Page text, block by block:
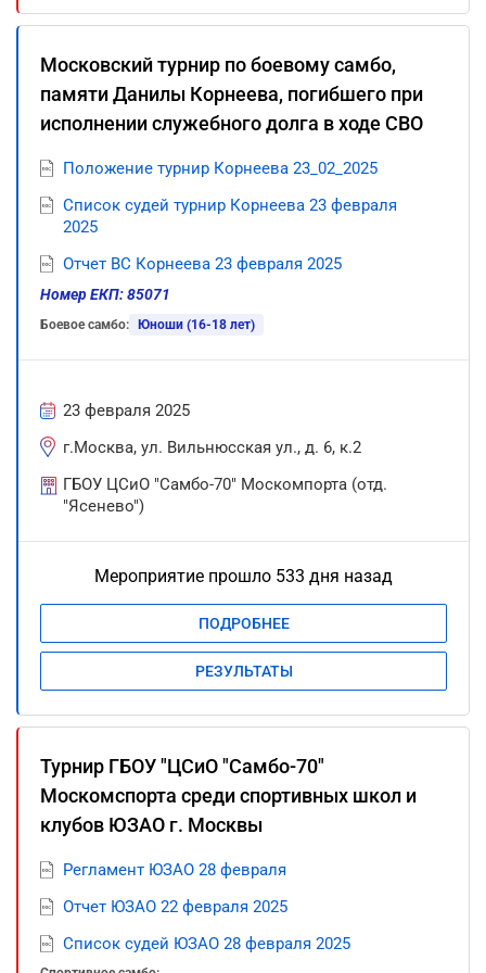
Московский турнир по боевому самбо,
памяти Данилы Корнеева, погибшего при
исполнении служебного долга в ходе СВО
Положение турнир Корнеева 23_02_2025
Список судей турнир Корнеева 23 февраля
2025
Отчет ВС Корнеева 23 февраля 2025
Номер ЕКП: 85071
Боевое самбо: Юноши (16-18 лет)
23 февраля 2025
г.Москва, ул. Вильнюсская ул., д. 6, к.2
ГБОУ ЦСиО "Самбо-70" Москомпорта (отд.
"Ясенево")
Мероприятие прошло 533 дня назад
ПОДРОБНЕЕ
РЕЗУЛЬТАТЫ
Турнир ГБОУ "ЦСиО "Самбо-70"
Москомспорта среди спортивных школ и
клубов ЮЗАО г. Москвы
Регламент ЮЗАО 28 февраля
Отчет ЮЗАО 22 февраля 2025
Список судей ЮЗАО 28 февраля 2025